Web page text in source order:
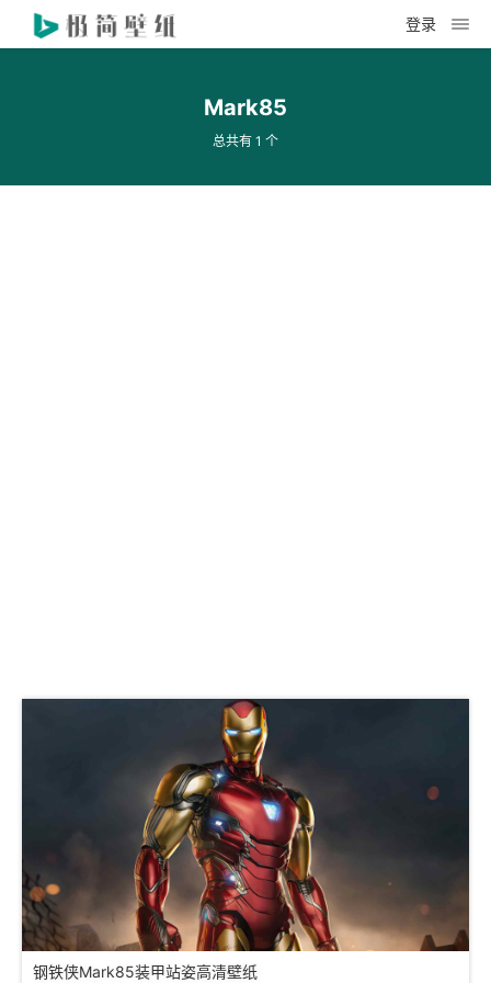
登录
Mark85
总共有 1 个
钢铁侠Mark85装甲站姿高清壁纸